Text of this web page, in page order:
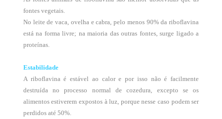
fontes vegetais.
No leite de vaca, ovelha e cabra, pelo menos 90% da riboflavina
está na forma livre; na maioria das outras fontes, surge ligado a
proteínas.
Estabilidade
A riboflavina é estável ao calor e por isso não é facilmente
destruída no processo normal de cozedura, excepto se os
alimentos estiverem expostos à luz, porque nesse caso podem ser
perdidos até 50%.